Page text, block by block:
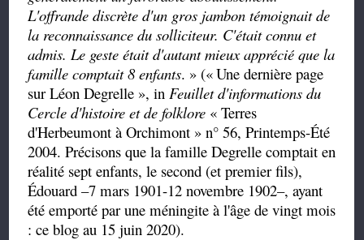
L'offrande discrète d'un gros jambon témoignait de
la reconnaissance du solliciteur. C'était connu et
admis. Le geste était d'autant mieux apprécié que la
famille comptait 8 enfants. » («Une dernière page
sur Léon Degrelle », in Feuillet d'informations du
Cercle d'histoire et de folklore « Terres
d'Herbeumont à Orchimont » n° 56, Printemps-Été
2004. Précisons que la famille Degrelle comptait en
réalité sept enfants, le second (et premier fils),
Édouard –7 mars 1901-12 novembre 1902–, ayant
été emporté par une méningite à l'âge de vingt mois
: ce blog au 15 juin 2020).